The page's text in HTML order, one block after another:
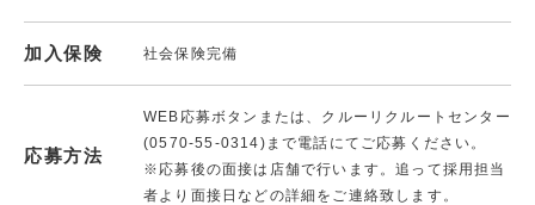
加入保険 社会保険完備
応募方法
WEB応募ボタンまたは、クルーリクルートセンター
(0570-55-0314)まで電話にてご応募ください。
※応募後の面接は店舗で行います。追って採用担当
者より面接日などの詳細をご連絡致します。